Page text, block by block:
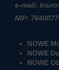
e-mail:
NIP:
NOWE
NOWE
NOWE